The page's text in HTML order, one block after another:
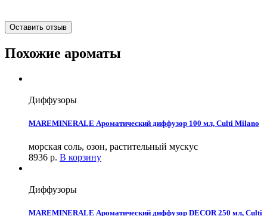
Оставить отзыв
Похожие ароматы
Диффузоры
MAREMINERALE Ароматический диффузор 100 мл, Culti Milano
морская соль, озон, растительный мускус
8936 р. В корзину
Диффузоры
MAREMINERALE Ароматический диффузор DECOR 250 мл, Culti